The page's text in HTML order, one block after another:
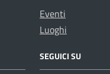
Eventi
Luoghi
SEGUICI SU